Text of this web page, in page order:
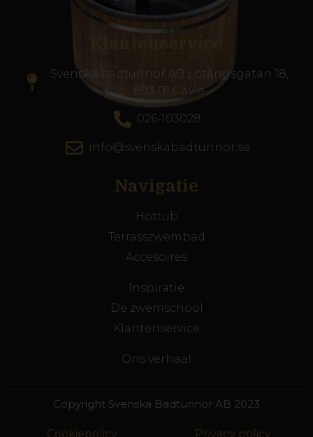
Svenska badtunnor AB Lötängsgatan 18,
803 01 Gävle
026-103028
info@svenskabadtunnor.se
Navigatie
Hottub
Terrasszwembad
Accesoires
Inspiratie
De zwemschool
Klantenservice
Ons verhaal
Copyright Svenska Badtunnor AB 2023
Cookiepolicy Privacy policy